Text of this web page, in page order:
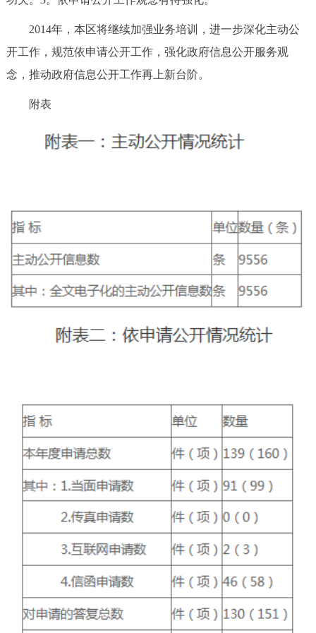
2014年，本区将继续加强业务培训，进一步深化主动公
开工作，规范依申请公开工作，强化政府信息公开服务观
念，推动政府信息公开工作再上新台阶。
附表